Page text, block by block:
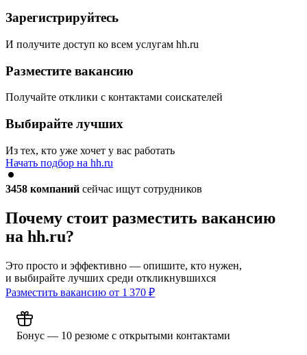
Зарегистрируйтесь
И получите доступ ко всем услугам hh.ru
Разместите вакансию
Получайте отклики с контактами соискателей
Выбирайте лучших
Из тех, кто уже хочет у вас работать
Начать подбор на hh.ru
3458 компаний сейчас ищут сотрудников
Почему стоит разместить вакансию
на hh.ru?
Это просто и эффективно — опишите, кто нужен,
и выбирайте лучших среди откликнувшихся
Разместить вакансию от 1 370 ₽
Бонус — 10 резюме с открытыми контактами